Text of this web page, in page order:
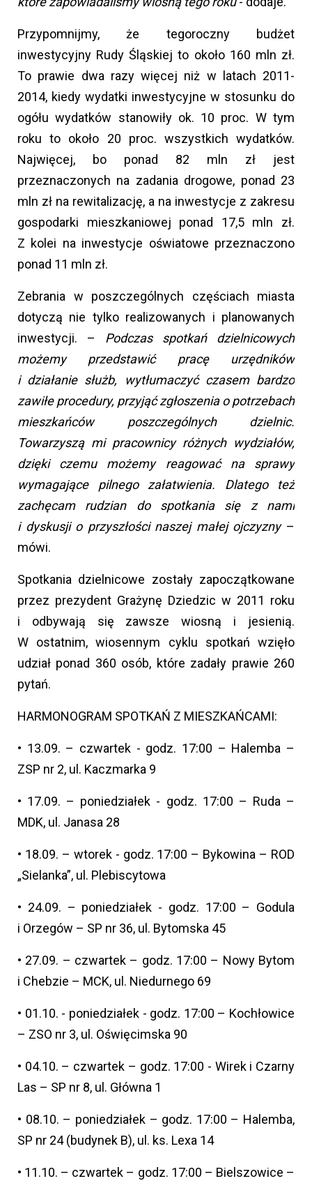
Przypomnijmy, że tegoroczny budżet
inwestycyjny Rudy Śląskiej to około 160 mln zł.
To prawie dwa razy więcej niż w latach 2011-
2014, kiedy wydatki inwestycyjne w stosunku do
ogółu wydatków stanowiły ok. 10 proc. W tym
roku to około 20 proc. wszystkich wydatków.
Najwięcej, bo ponad 82 mln zł jest
przeznaczonych na zadania drogowe, ponad 23
mln zł na rewitalizację, a na inwestycje z zakresu
gospodarki mieszkaniowej ponad 17,5 mln zł.
Z kolei na inwestycje oświatowe przeznaczono
ponad 11 mln zł.
Zebrania w poszczególnych częściach miasta
dotyczą nie tylko realizowanych i planowanych
inwestycji. – Podczas spotkań dzielnicowych
możemy przedstawić pracę urzędników
i działanie służb, wytłumaczyć czasem bardzo
zawiłe procedury, przyjąć zgłoszenia o potrzebach
mieszkańców poszczególnych dzielnic.
Towarzyszą mi pracownicy różnych wydziałów,
dzięki czemu możemy reagować na sprawy
wymagające pilnego załatwienia. Dlatego też
zachęcam rudzian do spotkania się z nami
i dyskusji o przyszłości naszej małej ojczyzny–
mówi.
Spotkania dzielnicowe zostały zapoczątkowane
przez prezydent Grażynę Dziedzic w 2011 roku
i odbywają się zawsze wiosną i jesienią.
W ostatnim, wiosennym cyklu spotkań wzięło
udział ponad 360 osób, które zadały prawie 260
pytań.
HARMONOGRAM SPOTKAŃ Z MIESZKAŃCAMI:
• 13.09. – czwartek - godz. 17:00 – Halemba –
ZSP nr 2, ul. Kaczmarka 9
• 17.09. – poniedziałek - godz. 17:00 – Ruda –
MDK, ul. Janasa 28
• 18.09. – wtorek - godz. 17:00 – Bykowina – ROD
„Sielanka”, ul. Plebiscytowa
• 24.09. – poniedziałek - godz. 17:00 – Godula
i Orzegów – SP nr 36, ul. Bytomska 45
• 27.09. – czwartek – godz. 17:00 – Nowy Bytom
i Chebzie – MCK, ul. Niedurnego 69
• 01.10. - poniedziałek - godz. 17:00 – Kochłowice
– ZSO nr 3, ul. Oświęcimska 90
• 04.10. – czwartek – godz. 17:00 - Wirek i Czarny
Las – SP nr 8, ul. Główna 1
• 08.10. – poniedziałek – godz. 17:00 – Halemba,
SP nr 24 (budynek B), ul. ks. Lexa 14
• 11.10. – czwartek – godz. 17:00 – Bielszowice –